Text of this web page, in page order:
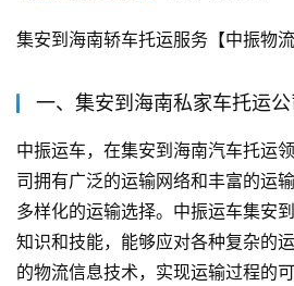
集安到海南轿车托运服务【中振物
一、集安到海南私家车托运
中振运车，在集安到海南汽车托运
司拥有广泛的运输网络和丰富的运
多样化的运输选择。中振运车集安
知识和技能，能够应对各种复杂的
的物流信息技术，实现运输过程的